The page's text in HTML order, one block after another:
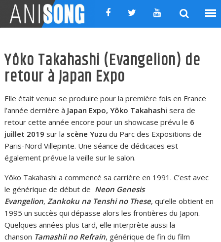
content
Yôko Takahashi (Evangelion) de
retour à Japan Expo
Elle était venue se produire pour la première fois en France
l’année dernière à Japan Expo, Yôko Takahashi sera de
retour cette année encore pour un showcase prévu le 6
juillet 2019 sur la scène Yuzu du Parc des Expositions de
Paris-Nord Villepinte. Une séance de dédicaces est
également prévue la veille sur le salon.
Yôko Takahashi a commencé sa carrière en 1991. C’est avec
le générique de début de Neon Genesis
Evangelion, Zankoku na Tenshi no These, qu’elle obtient en
1995 un succès qui dépasse alors les frontières du Japon.
Quelques années plus tard, elle interprète aussi la
chanson Tamashii no Refrain, générique de fin du film